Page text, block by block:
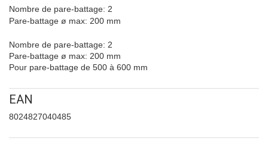
Nombre de pare-battage: 2
Pare-battage ø max: 200 mm
Nombre de pare-battage: 2
Pare-battage ø max: 200 mm
Pour pare-battage de 500 à 600 mm
EAN
8024827040485